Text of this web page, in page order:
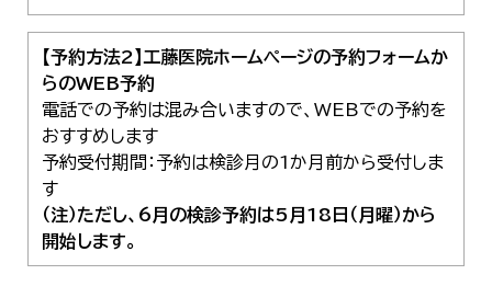
【予約方法2】工藤医院ホームページの予約フォームか
らのWEB予約
電話での予約は混み合いますので、WEBでの予約を
おすすめします
予約受付期間：予約は検診月の1か月前から受付しま
す
（注）ただし、6月の検診予約は5月18日（月曜）から
開始します。